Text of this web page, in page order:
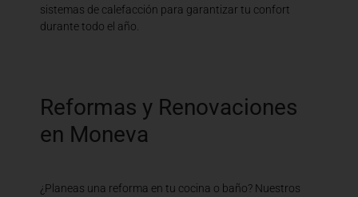
sistemas de calefacción para garantizar tu confort
durante todo el año.
Reformas y Renovaciones
en Moneva
¿Planeas una reforma en tu cocina o baño? Nuestros